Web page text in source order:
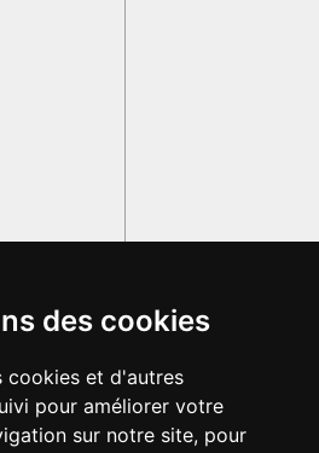
des cookies
cookies et d'autres
pour améliorer votre
sur notre site, pour